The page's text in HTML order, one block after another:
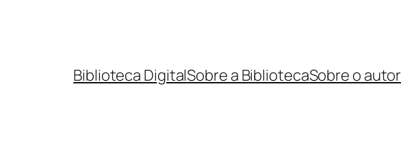
Biblioteca DigitalSobre a BibliotecaSobre o autor